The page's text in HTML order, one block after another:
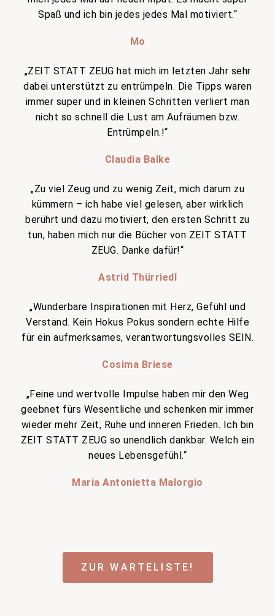
Spaß und ich bin jedes jedes Mal motiviert.“
Mo
„ZEIT STATT ZEUG hat mich im letzten Jahr sehr
dabei unterstützt zu entrümpeln. Die Tipps waren
immer super und in kleinen Schritten verliert man
nicht so schnell die Lust am Aufräumen bzw.
Entrümpeln.!“
Claudia Balke
„Zu viel Zeug und zu wenig Zeit, mich darum zu
kümmern – ich habe viel gelesen, aber wirklich
berührt und dazu motiviert, den ersten Schritt zu
tun, haben mich nur die Bücher von ZEIT STATT
ZEUG. Danke dafür!“
Astrid Thürriedl
„Wunderbare Inspirationen mit Herz, Gefühl und
Verstand. Kein Hokus Pokus sondern echte Hilfe
für ein aufmerksames, verantwortungsvolles SEIN.
Cosima Briese
„Feine und wertvolle Impulse haben mir den Weg
geebnet fürs Wesentliche und schenken mir immer
wieder mehr Zeit, Ruhe und inneren Frieden. Ich bin
ZEIT STATT ZEUG so unendlich dankbar. Welch ein
neues Lebensgefühl.“
Maria Antonietta Malorgio
ZUR WARTELISTE!